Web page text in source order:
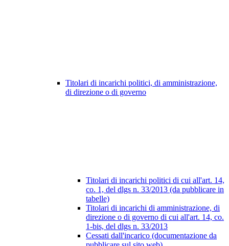
Titolari di incarichi politici, di amministrazione,
di direzione o di governo
Titolari di incarichi politici di cui all'art. 14,
co. 1, del dlgs n. 33/2013 (da pubblicare in
tabelle)
Titolari di incarichi di amministrazione, di
direzione o di governo di cui all'art. 14, co.
1-bis, del dlgs n. 33/2013
Cessati dall'incarico (documentazione da